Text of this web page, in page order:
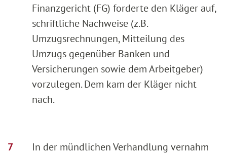
Finanzgericht (FG) forderte den Kläger auf,
schriftliche Nachweise (z.B.
Umzugsrechnungen, Mitteilung des
Umzugs gegenüber Banken und
Versicherungen sowie dem Arbeitgeber)
vorzulegen. Dem kam der Kläger nicht
nach.
In der mündlichen Verhandlung vernahm